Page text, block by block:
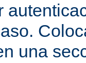
una